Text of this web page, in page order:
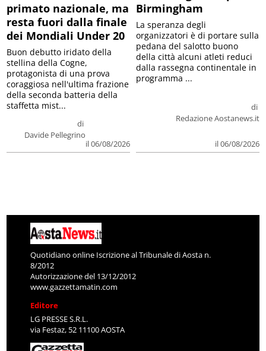
primato nazionale, ma
resta fuori dalla finale
dei Mondiali Under 20
di
Davide Pellegrino
il 06/08/2026
Buon debutto iridato della
stellina della Cogne,
protagonista di una prova
coraggiosa nell'ultima frazione
della seconda batteria della
staffetta mist...
Birmingham
di
Redazione Aostanews.it
il 06/08/2026
La speranza degli
organizzatori è di portare sulla
pedana del salotto buono
della città alcuni atleti reduci
dalla rassegna continentale in
programma ...
Quotidiano online Iscrizione al Tribunale di Aosta n.
8/2012
Autorizzazione del 13/12/2012
www.gazzettamatin.com
Editore
LG PRESSE S.R.L.
via Festaz, 52 11100 AOSTA